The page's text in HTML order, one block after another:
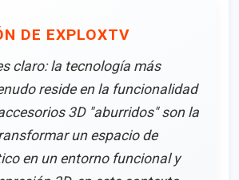
DE EXPLOXTV
claro: la tecnología más
reside en la funcionalidad
3D "aburridos" son la
un espacio de
en un entorno funcional y